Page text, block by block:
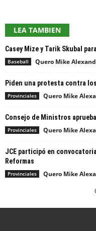
LEA TAMBIEN
Casey Mize y Tarik Skubal
Baseball Quero Mike
Piden una protesta contra
Provinciales Quero Mike
Consejo de Ministros
Provinciales Quero Mike
JCE participó en
Reformas
Provinciales Quero Mike